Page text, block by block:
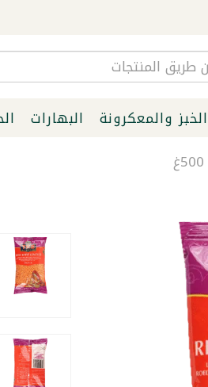
الخبز والمعكرونة البهارات